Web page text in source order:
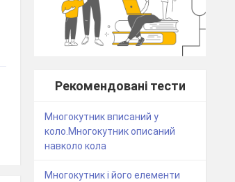
Рекомендовані тести
Многокутник вписаний у
коло.Многокутник описаний
навколо кола
Многокутник і його елементи